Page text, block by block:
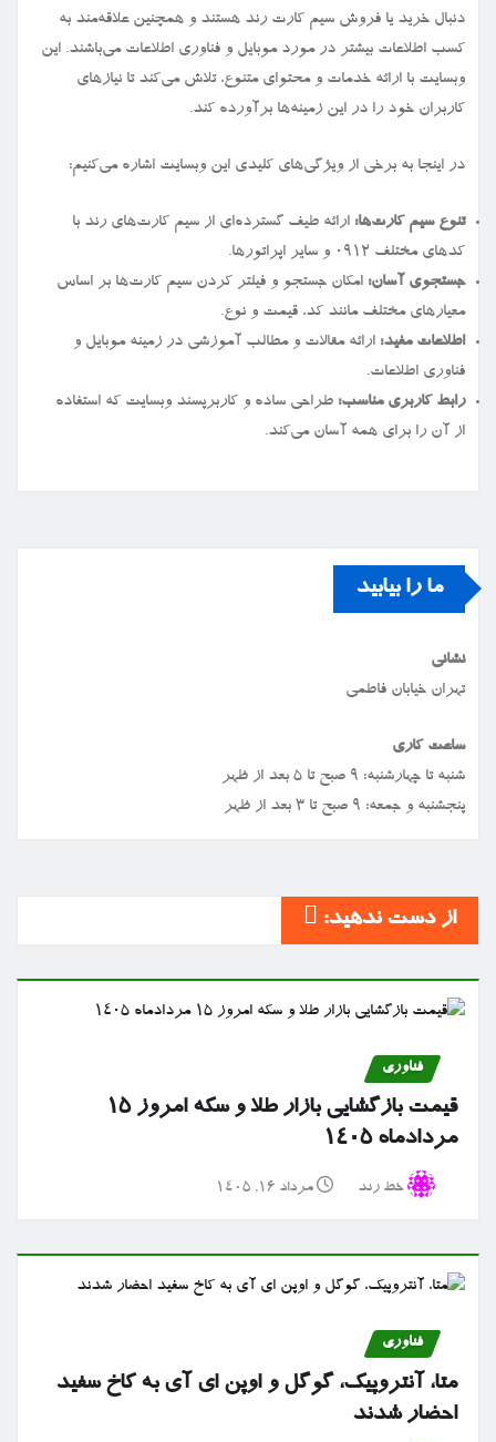
دنبال خرید یا فروش سیم کارت رند هستند و همچنین علاقه‌مند به
کسب اطلاعات بیشتر در مورد موبایل و فناوری اطلاعات می‌باشند. این
وبسایت با ارائه خدمات و محتوای متنوع، تلاش می‌کند تا نیازهای
کاربران خود را در این زمینه‌ها برآورده کند.
در اینجا به برخی از ویژگی‌های کلیدی این وبسایت اشاره می‌کنیم:
تنوع سیم کارت‌ها: ارائه طیف گسترده‌ای از سیم کارت‌های رند با
کدهای مختلف ۰۹۱۲ و سایر اپراتورها.
جستجوی آسان: امکان جستجو و فیلتر کردن سیم کارت‌ها بر اساس
معیارهای مختلف مانند کد، قیمت و نوع.
اطلاعات مفید: ارائه مقالات و مطالب آموزشی در زمینه موبایل و
فناوری اطلاعات.
رابط کاربری مناسب: طراحی ساده و کاربرپسند وبسایت که استفاده
از آن را برای همه آسان می‌کند.
ما را بیابید
نشانی
تهران خیابان فاطمی
ساعت کاری
شنبه تا چهارشنبه: ۹ صبح تا ۵ بعد از ظهر
پنجشنبه و جمعه: ۹ صبح تا ۳ بعد از ظهر
از دست ندهید:
فناوری
قیمت بازگشایی بازار طلا و سکه امروز ۱۵
مردادماه ۱۴۰۵
خط رند مرداد ۱۶, ۱۴۰۵
فناوری
متا، آنتروپیک، گوگل و اوپن ای آی به کاخ سفید
احضار شدند